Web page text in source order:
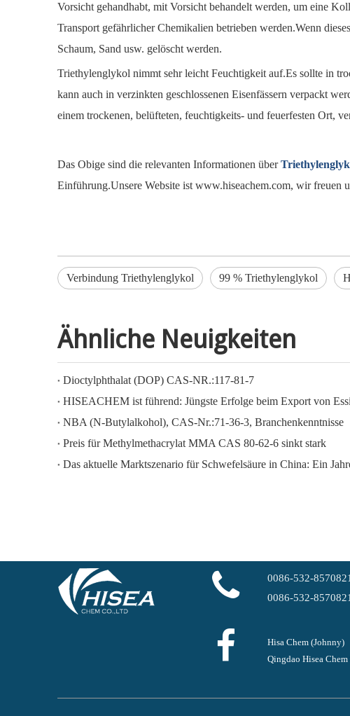
Vorsicht gehandhabt, mit Vorsicht behandelt werden, um eine
Transport gefährlicher Chemikalien betrieben werden.Wenn
Schaum, Sand usw. gelöscht werden.
Triethylenglykol nimmt sehr leicht Feuchtigkeit auf.Es sollte in
kann auch in verzinkten geschlossenen Eisenfässern verpackt
einem trockenen, belüfteten, feuchtigkeits- und feuerfesten Ort,
Das Obige sind die relevanten Informationen über
Einführung.Unsere Website ist www.hiseachem.com, wir freuen
Verbindung Triethylenglykol 99 % Triethylenglykol
Ähnliche Neuigkeiten
Dioctylphthalat (DOP) CAS-NR.:117-81-7
NBA (N-Butylalkohol), CAS-Nr.:71-36-3, Branchenkenntnisse
Preis für Methylmethacrylat MMA CAS 80-62-6 sinkt stark
Das aktuelle Marktszenario für Schwefelsäure in China: Ein
0086-532-
0086-532-
Hisa Chem (Johnny)
Qingdao Hisea